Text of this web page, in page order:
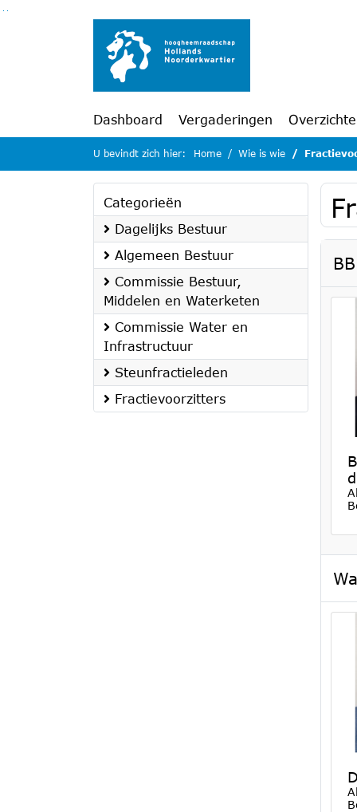
Ga naar de inhoud van deze pagina
Ga naar het zoeken
Ga naar het menu
Dashboard Vergaderingen
U bevindt zich hier: Home Wie is wie
Categorieën
Dagelijks Bestuur
Algemeen Bestuur
Middelen en Waterketen
Infrastructuur
Steunfractieleden
Fractievoorzitters